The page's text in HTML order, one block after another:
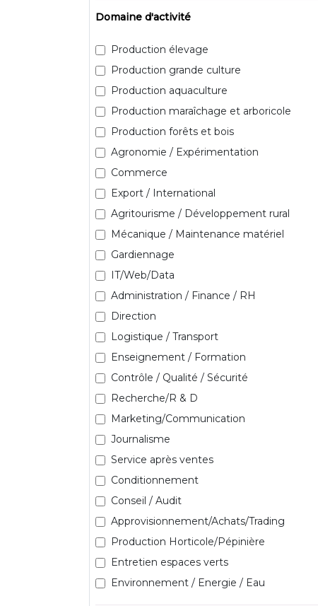
Domaine d'activité
Production élevage
Production grande culture
Production aquaculture
Production maraîchage et arboricole
Production forêts et bois
Agronomie / Expérimentation
Commerce
Export / International
Agritourisme / Développement rural
Mécanique / Maintenance matériel
Gardiennage
IT/Web/Data
Administration / Finance / RH
Direction
Logistique / Transport
Enseignement / Formation
Contrôle / Qualité / Sécurité
Recherche/R & D
Marketing/Communication
Journalisme
Service après ventes
Conditionnement
Conseil / Audit
Approvisionnement/Achats/Trading
Production Horticole/Pépinière
Entretien espaces verts
Environnement / Energie / Eau